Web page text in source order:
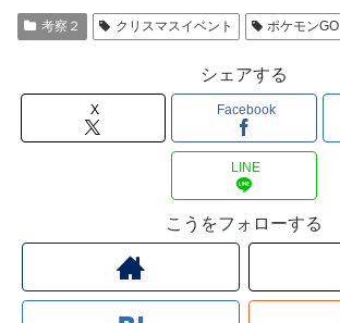
考察２ クリスマスイベント ポケモンGO
シェアする
X Facebook
LINE
こうをフォローする